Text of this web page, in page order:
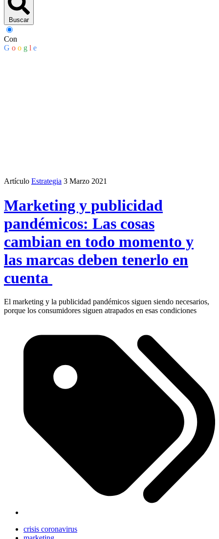
Buscar
Con
G o o g l e
Artículo Estrategia 3 Marzo 2021
Marketing y publicidad
pandémicos: Las cosas
cambian en todo momento y
las marcas deben tenerlo en
cuenta
El marketing y la publicidad pandémicos siguen siendo necesarios,
porque los consumidores siguen atrapados en esas condiciones
crisis coronavirus